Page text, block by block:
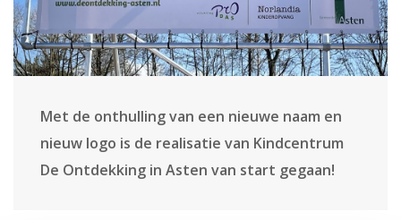
Met de onthulling van een nieuwe naam en
nieuw logo is de realisatie van Kindcentrum
De Ontdekking in Asten van start gegaan!